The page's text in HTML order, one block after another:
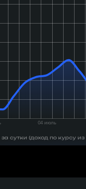
за сутки (доход по